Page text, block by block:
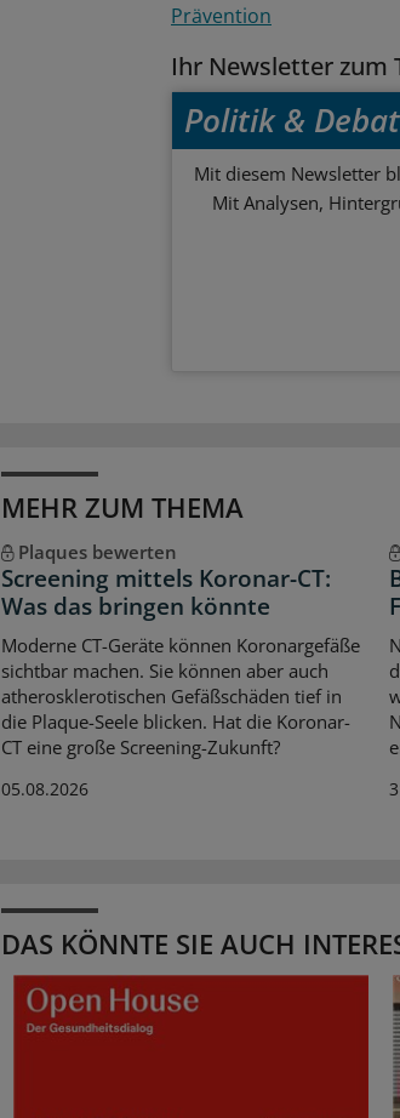
Prävention
Ihr Newsletter zum
Politik &
Mit diesem Newsletter
Mit Analysen,
MEHR ZUM THEMA
Plaques bewerten
Screening mittels Koronar-CT:
Was das bringen könnte
Moderne CT-Geräte können Koronargefäße
sichtbar machen. Sie können aber auch
atherosklerotischen Gefäßschäden tief in
die Plaque-Seele blicken. Hat die Koronar-
CT eine große Screening-Zukunft?
05.08.2026
DAS KÖNNTE SIE AUCH